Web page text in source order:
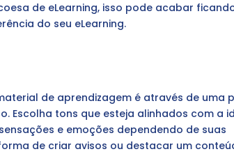
de eLearning, isso pode acabar
do seu eLearning.
de aprendizagem é através de uma
Escolha tons que esteja alinhados com a
e emoções dependendo de suas
de criar avisos ou destacar um